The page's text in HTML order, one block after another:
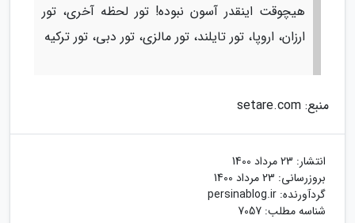
هیچوقت اینقدر آسون نبوده! تور لحظه آخری، تور
ارزان، اروپا، تور تایلند، تور مالزی، تور دبی، تور ترکیه
منبع: setare.com
انتشار: 23 مرداد 1400
بروزرسانی: 23 مرداد 1400
گردآورنده: persinablog.ir
شناسه مطلب: 7057